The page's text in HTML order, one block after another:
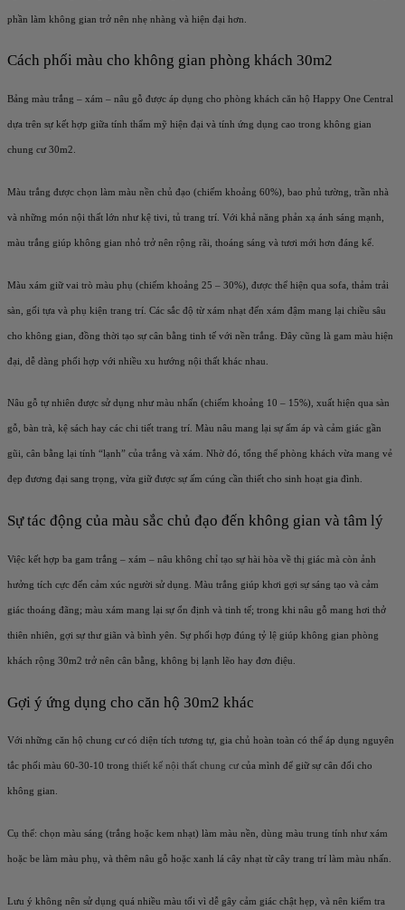
phần làm không gian trở nên nhẹ nhàng và hiện đại hơn.
Cách phối màu cho không gian phòng khách 30m2
Bảng màu trắng – xám – nâu gỗ được áp dụng cho phòng khách căn hộ Happy One Central
dựa trên sự kết hợp giữa tính thẩm mỹ hiện đại và tính ứng dụng cao trong không gian
chung cư 30m2.
Màu trắng được chọn làm màu nền chủ đạo (chiếm khoảng 60%), bao phủ tường, trần nhà
và những món nội thất lớn như kệ tivi, tủ trang trí. Với khả năng phản xạ ánh sáng mạnh,
màu trắng giúp không gian nhỏ trở nên rộng rãi, thoáng sáng và tươi mới hơn đáng kể.
Màu xám giữ vai trò màu phụ (chiếm khoảng 25 – 30%), được thể hiện qua sofa, thảm trải
sàn, gối tựa và phụ kiện trang trí. Các sắc độ từ xám nhạt đến xám đậm mang lại chiều sâu
cho không gian, đồng thời tạo sự cân bằng tinh tế với nền trắng. Đây cũng là gam màu hiện
đại, dễ dàng phối hợp với nhiều xu hướng nội thất khác nhau.
Nâu gỗ tự nhiên được sử dụng như màu nhấn (chiếm khoảng 10 – 15%), xuất hiện qua sàn
gỗ, bàn trà, kệ sách hay các chi tiết trang trí. Màu nâu mang lại sự ấm áp và cảm giác gần
gũi, cân bằng lại tính “lạnh” của trắng và xám. Nhờ đó, tổng thể phòng khách vừa mang vẻ
đẹp đương đại sang trọng, vừa giữ được sự ấm cúng cần thiết cho sinh hoạt gia đình.
Sự tác động của màu sắc chủ đạo đến không gian và tâm lý
Việc kết hợp ba gam trắng – xám – nâu không chỉ tạo sự hài hòa về thị giác mà còn ảnh
hưởng tích cực đến cảm xúc người sử dụng. Màu trắng giúp khơi gợi sự sáng tạo và cảm
giác thoáng đãng; màu xám mang lại sự ổn định và tinh tế; trong khi nâu gỗ mang hơi thở
thiên nhiên, gợi sự thư giãn và bình yên. Sự phối hợp đúng tỷ lệ giúp không gian phòng
khách rộng 30m2 trở nên cân bằng, không bị lạnh lẽo hay đơn điệu.
Gợi ý ứng dụng cho căn hộ 30m2 khác
Với những căn hộ chung cư có diện tích tương tự, gia chủ hoàn toàn có thể áp dụng nguyên
tắc phối màu 60-30-10 trong thiết kế nội thất chung cư của mình để giữ sự cân đối cho
không gian.
Cụ thể: chọn màu sáng (trắng hoặc kem nhạt) làm màu nền, dùng màu trung tính như xám
hoặc be làm màu phụ, và thêm nâu gỗ hoặc xanh lá cây nhạt từ cây trang trí làm màu nhấn.
Lưu ý không nên sử dụng quá nhiều màu tối vì dễ gây cảm giác chật hẹp, và nên kiểm tra